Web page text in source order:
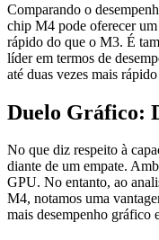
Comparando o
chip M4 pode oferecer
rápido do que o M3. É
líder em termos de
até duas vezes mais
Duelo Gráfico:
No que diz respeito à
diante de um empate.
GPU. No entanto, ao
M4, notamos uma
mais desempenho gráfico